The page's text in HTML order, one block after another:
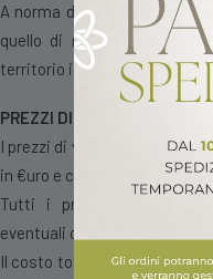
A norma dall’art 66 bis
quello di residenza o
territorio italiano.
PREZZI DI VENDITA E
I prezzi di vendita indicati
in €uro e comprensivi di iva.
Tutti i prezzi non
eventuali costi aggiuntivi.
Il costo totale della